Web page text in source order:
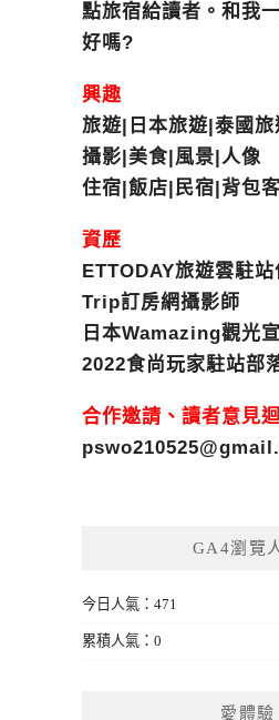
點旅宿給讀者。和我
好嗎?
興趣
旅遊|日本旅遊|泰國
攝影|美食|風景|人像
住宿|飯店|民宿|背包客
資歷
ETTODAY旅遊雲駐站
Trip訂房網攝影師
日本Wamazing觀光
2022食尚玩家駐站部
合作邀請、讀者意見
GA4瀏覽
今日人氣：471
累積人氣：0
愛體驗